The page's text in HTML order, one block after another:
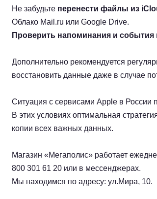
Не забудьте перенести файлы из
Облако Mail.ru или Google Drive.
Проверить напоминания и события
Дополнительно рекомендуется
восстановить данные даже в случае
Ситуация с сервисами Apple в России
В этих условиях оптимальная
копии всех важных данных.
Магазин «Мегаполис» работает
800 301 61 20 или в мессенджерах.
Мы находимся по адресу: ул.Мира, 10.